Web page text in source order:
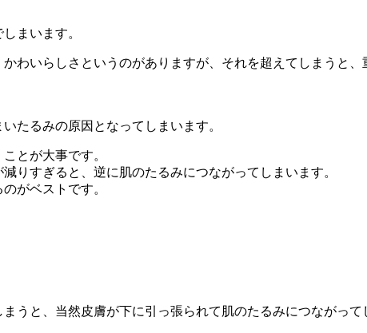
まいます。
わいらしさというのがありますが、それを超えてしまうと、
たるみの原因となってしまいます。
とが大事です。
りすぎると、逆に肌のたるみにつながってしまいます。
がベストです。
うと、当然皮膚が下に引っ張られて肌のたるみにつながって